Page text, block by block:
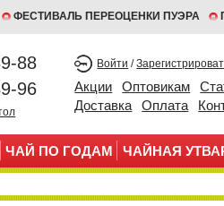
ФЕСТИВАЛЬ ПЕРЕОЦЕНКИ ПУЭРА
88
96
Войти /
Акции Оптовикам
Доставка
Оплата
ЧАЙ ПО ГОДАМ ЧАЙНАЯ